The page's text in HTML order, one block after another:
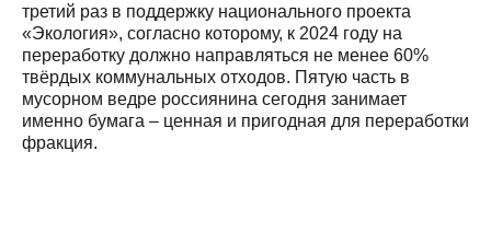
третий раз в поддержку национального проекта
«Экология», согласно которому, к 2024 году на
переработку должно направляться не менее 60%
твёрдых коммунальных отходов. Пятую часть в
мусорном ведре россиянина сегодня занимает
именно бумага – ценная и пригодная для переработки
фракция.